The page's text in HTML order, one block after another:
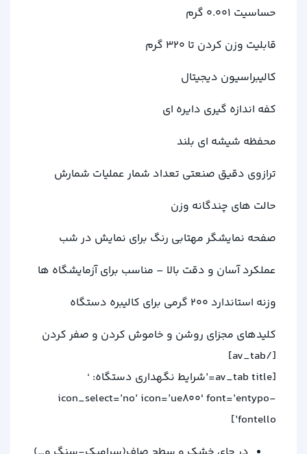
حساسیت 0.001 گرم
قابلیت وزن کردن تا 320 گرم
کالیبراسیون دیجیتال
کفه اندازه گیری دایره ای
محفظه شیشه ای بلند
ترازوی دقیق صنعتی تعداد شمار عملیات شمارش
حالت های چندگانه وزن
صفحه نمایشگر مهتابی رنگ برای نمایش در شب
عملکرد آسان و دقت بالا – مناسب برای آزمایشگاه ها
وزنه استاندارد 200 گرمی برای کالیبره دستگاه
کلیدهای مجزای روشن و خاموش کردن و صفر کردن
[/av_tab]
[av_tab title=’شرایط نگهداری دستگاه: ‘
icon_select=’no’ icon=’ue800′ font=’entypo-
fontello’]